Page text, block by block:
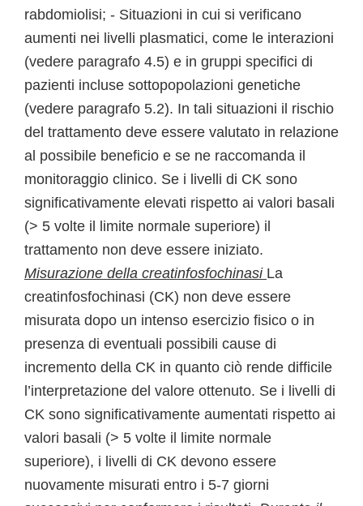
rabdomiolisi; - Situazioni in cui si verificano
aumenti nei livelli plasmatici, come le interazioni
(vedere paragrafo 4.5) e in gruppi specifici di
pazienti incluse sottopopolazioni genetiche
(vedere paragrafo 5.2). In tali situazioni il rischio
del trattamento deve essere valutato in relazione
al possibile beneficio e se ne raccomanda il
monitoraggio clinico. Se i livelli di CK sono
significativamente elevati rispetto ai valori basali
(> 5 volte il limite normale superiore) il
trattamento non deve essere iniziato.
Misurazione della creatinfosfochinasi La
creatinfosfochinasi (CK) non deve essere
misurata dopo un intenso esercizio fisico o in
presenza di eventuali possibili cause di
incremento della CK in quanto ciò rende difficile
l’interpretazione del valore ottenuto. Se i livelli di
CK sono significativamente aumentati rispetto ai
valori basali (> 5 volte il limite normale
superiore), i livelli di CK devono essere
nuovamente misurati entro i 5-7 giorni